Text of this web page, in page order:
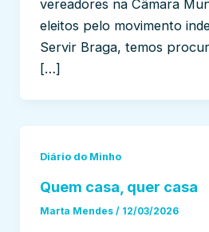
vereadores na Câmara
eleitos pelo movimento
Servir Braga, temos
[…]
Diário do Minho
Quem casa, quer casa
Marta Mendes / 12/03/2026